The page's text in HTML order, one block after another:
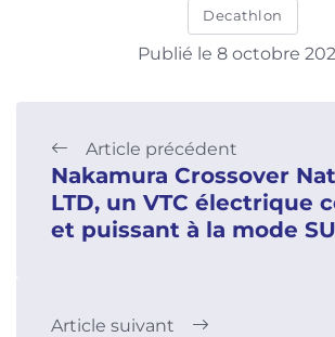
Decathlon
Publié le 8 octobre
Article précédent
Nakamura Crossover
LTD, un VTC électrique
et puissant à la mode
Article suivant